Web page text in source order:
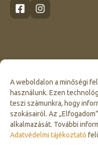
A weboldalon a minőségi
használunk. Ezen
teszi számunkra, hogy
szokásairól. Az
alkalmazását. További
Adatvédelmi tájékoztató
Click to